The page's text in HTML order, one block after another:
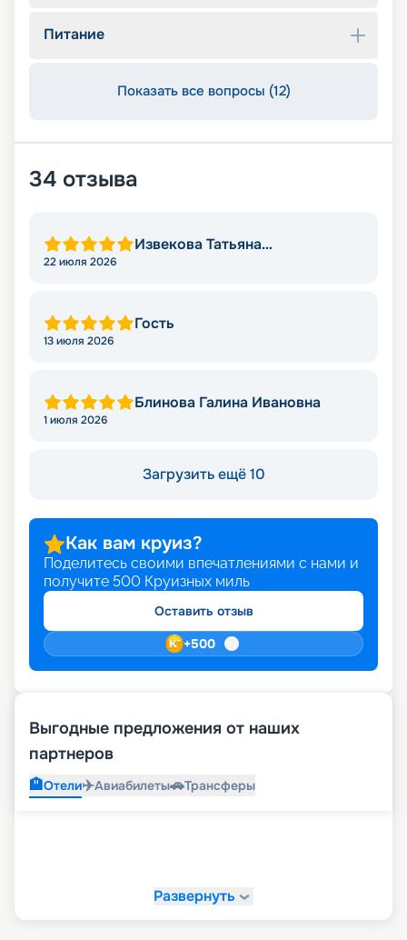
Питание
Показать все вопросы (12)
34 отзыва
Извекова Татьяна
22 июля 2026
Гость
13 июля 2026
Блинова Галина Ивановна
1 июля 2026
Загрузить ещё 10
Как вам круиз?
Поделитесь своими впечатлениями с нами и
получите 500 Круизных миль
Оставить отзыв
+500
Выгодные предложения от наших
партнеров
🏨Отели✈️Авиабилеты🚗Трансферы
Развернуть